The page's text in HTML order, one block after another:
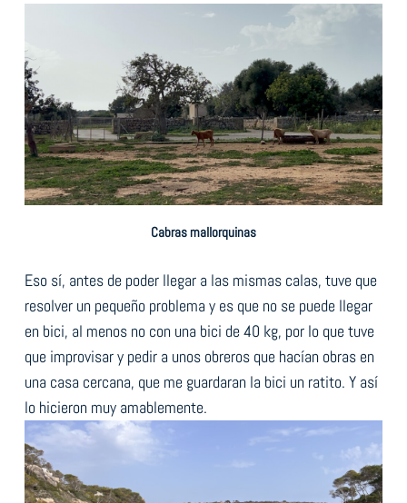
Cabras mallorquinas
Eso sí, antes de poder llegar a las mismas calas, tuve que
resolver un pequeño problema y es que no se puede llegar
en bici, al menos no con una bici de 40 kg, por lo que tuve
que improvisar y pedir a unos obreros que hacían obras en
una casa cercana, que me guardaran la bici un ratito. Y así
lo hicieron muy amablemente.